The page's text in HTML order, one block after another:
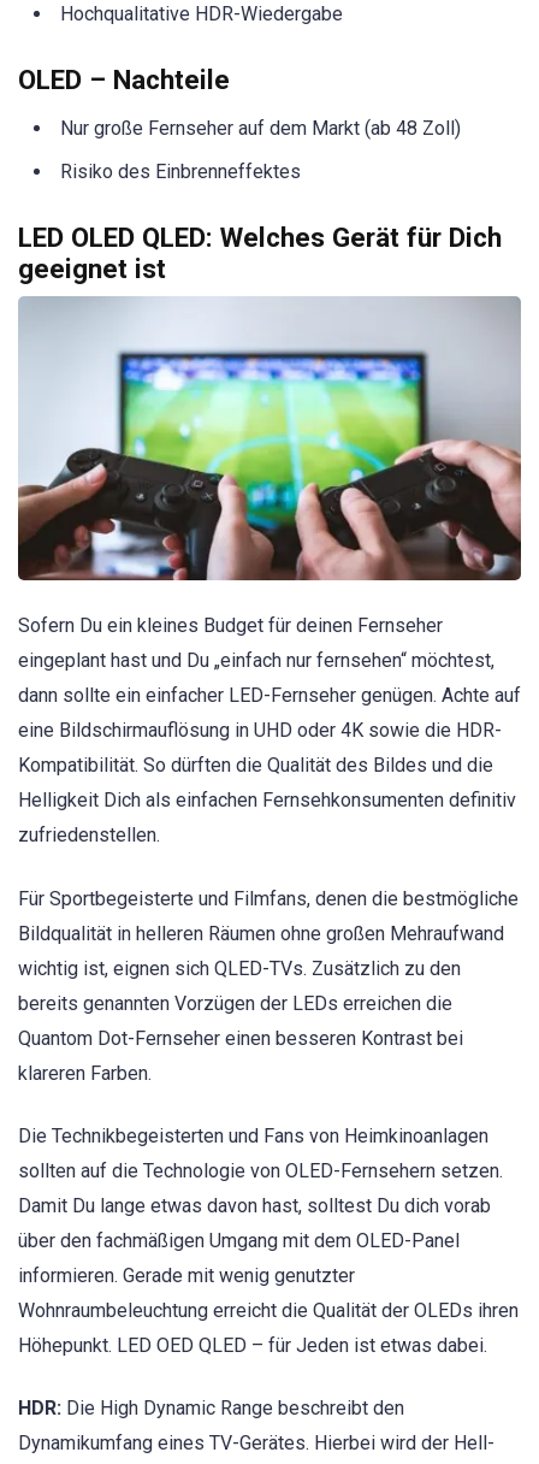
Hochqualitative HDR-Wiedergabe
OLED – Nachteile
Nur große Fernseher auf dem Markt (ab 48 Zoll)
Risiko des Einbrenneffektes
LED OLED QLED: Welches Gerät für Dich
geeignet ist
Sofern Du ein kleines Budget für deinen Fernseher
eingeplant hast und Du „einfach nur fernsehen“ möchtest,
dann sollte ein einfacher LED-Fernseher genügen. Achte auf
eine Bildschirmauflösung in UHD oder 4K sowie die HDR-
Kompatibilität. So dürften die Qualität des Bildes und die
Helligkeit Dich als einfachen Fernsehkonsumenten definitiv
zufriedenstellen.
Für Sportbegeisterte und Filmfans, denen die bestmögliche
Bildqualität in helleren Räumen ohne großen Mehraufwand
wichtig ist, eignen sich QLED-TVs. Zusätzlich zu den
bereits genannten Vorzügen der LEDs erreichen die
Quantom Dot-Fernseher einen besseren Kontrast bei
klareren Farben.
Die Technikbegeisterten und Fans von Heimkinoanlagen
sollten auf die Technologie von OLED-Fernsehern setzen.
Damit Du lange etwas davon hast, solltest Du dich vorab
über den fachmäßigen Umgang mit dem OLED-Panel
informieren. Gerade mit wenig genutzter
Wohnraumbeleuchtung erreicht die Qualität der OLEDs ihren
Höhepunkt. LED OED QLED – für Jeden ist etwas dabei.
HDR: Die High Dynamic Range beschreibt den
Dynamikumfang eines TV-Gerätes. Hierbei wird der Hell-